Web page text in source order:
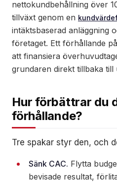
nettokundbehållning över
tillväxt genom en
intäktsbaserad anläggning
företaget. Ett förhållande
att finansiera
grundaren direkt tillbaka till
Hur förbättrar du
förhållande?
Tre spakar styr den, och
Sänk CAC. Flytta
bevisade resultat,